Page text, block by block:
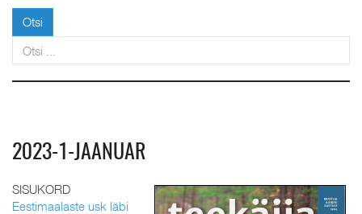
Otsi
2023-1-JAANUAR
SISUKORD
Eestimaalaste usk läbi